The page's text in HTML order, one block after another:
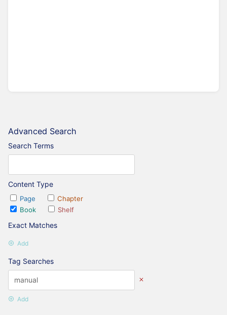
Advanced Search
Search Terms
Content Type
Page
Chapter
Book
Shelf
Exact Matches
Add
Tag Searches
Add